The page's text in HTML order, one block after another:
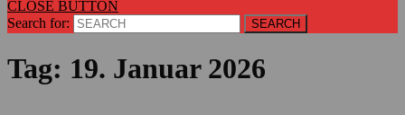
CLOSE BUTTON
Search for:
Tag: 19. Januar 2026